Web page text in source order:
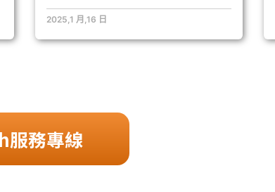
2025,1 月,16 日
服務專線